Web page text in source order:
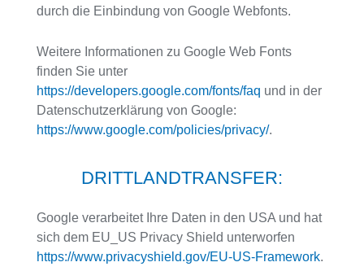
durch die Einbindung von Google Webfonts.
Weitere Informationen zu Google Web Fonts
finden Sie unter
https://developers.google.com/fonts/faq und in der
Datenschutzerklärung von Google:
https://www.google.com/policies/privacy/.
DRITTLANDTRANSFER:
Google verarbeitet Ihre Daten in den USA und hat
sich dem EU_US Privacy Shield unterworfen
https://www.privacyshield.gov/EU-US-Framework.